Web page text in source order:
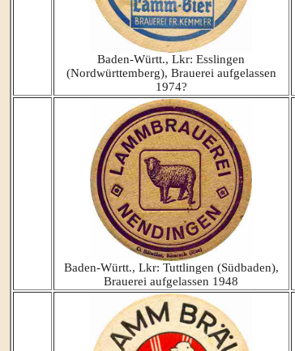
Baden-Württ., Lkr: Esslingen
(Nordwürttemberg), Brauerei aufgelassen
1974?
Baden-Württ., Lkr: Tuttlingen (Südbaden),
Brauerei aufgelassen 1948